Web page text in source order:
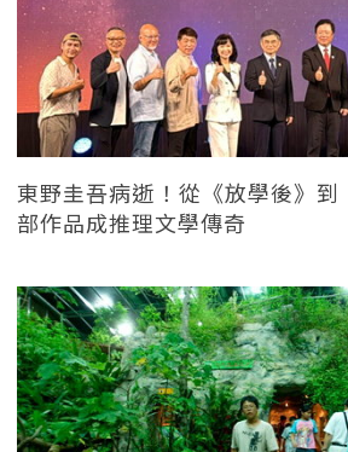
東野圭吾病逝！從《放學後》
部作品成推理文學傳奇